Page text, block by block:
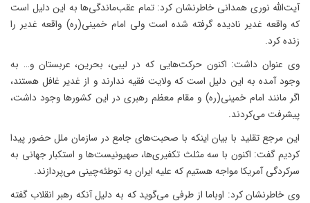
آیت‌الله نوری همدانی خاطرنشان کرد: تمام عقب‌ماندگی‌ها به این دلیل است
که واقعه غدیر نادیده گرفته شده است ولی امام خمینی(ره) واقعه غدیر را
زنده کرد.
وی عنوان داشت: اکنون حرکت‌هایی که در لیبی، بحرین، عربستان و… به
وجود آمده به این دلیل است که ولایت فقیه ندارند و از غدیر غافل هستند،
اگر مانند امام خمینی(ره) و مقام معظم رهبری در این کشورها وجود داشت،
پیشرفت می‌کردند.
این مرجع تقلید با بیان اینکه با صحبت‌های جامع در سازمان ملل حضور پیدا
کردیم گفت: اکنون با سه مثلث تکفیری‌ها، صهیونیست‌ها و استکبار جهانی به
سرکردگی آمریکا مواجه هستیم که علیه ایران به توطئه‌چینی می‌پردازند.
وی خاطرنشان کرد: اوباما از طرفی می‌گوید که به دلیل آنکه رهبر انقلاب گفته